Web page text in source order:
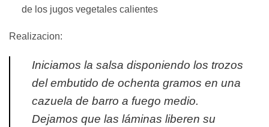
de los jugos vegetales calientes
Realizacion:
Iniciamos la salsa disponiendo los trozos
del embutido de ochenta gramos en una
cazuela de barro a fuego medio.
Dejamos que las láminas liberen su